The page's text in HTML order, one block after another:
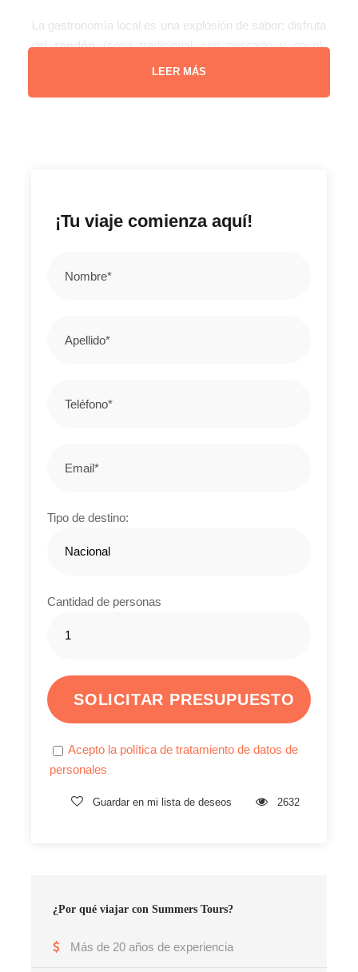
¡Tu viaje comienza aquí!
Tipo de destino:
Cantidad de personas
Acepto la política de tratamiento de datos de
personales
Guardar en mi lista de deseos 2632
¿Por qué viajar con Summers Tours?
Más de 20 años de experiencia
La gastronomía local es una explosión de sabor: disfruta
delrondón(sopa tradicional con pescado y coco),
, langosta fresca y cocteles tropicales
Ubicación geográfica
La cocina isleña mezcla sabores afrocaribeños con
Tiquetes aéreos ida y regreso.
cuádruple (según el plan).
Tours locales (según disponibilidad y plan elegido).
El plan no incluye*
Gastos no especificados en el plan.
Alimentación no relacionada.
Notas complementarias
LEER MÁS